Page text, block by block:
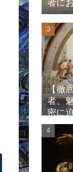
者に
【徹
者、
密に